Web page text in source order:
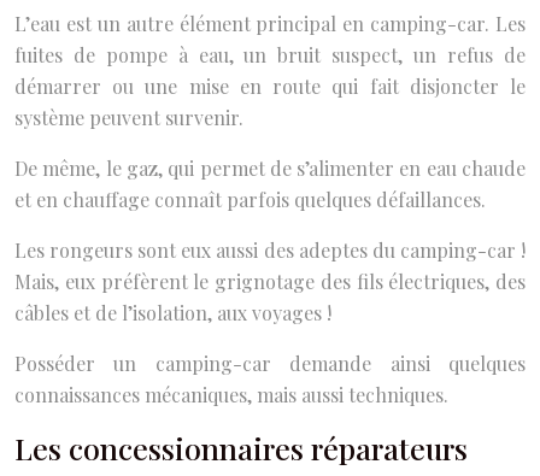
L’eau est un autre élément principal en camping-car. Les
fuites de pompe à eau, un bruit suspect, un refus de
démarrer ou une mise en route qui fait disjoncter le
système peuvent survenir.
De même, le gaz, qui permet de s’alimenter en eau chaude
et en chauffage connaît parfois quelques défaillances.
Les rongeurs sont eux aussi des adeptes du camping-car !
Mais, eux préfèrent le grignotage des fils électriques, des
câbles et de l’isolation, aux voyages !
Posséder un camping-car demande ainsi quelques
connaissances mécaniques, mais aussi techniques.
Les concessionnaires réparateurs